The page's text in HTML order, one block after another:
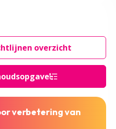
overzicht
verbetering van